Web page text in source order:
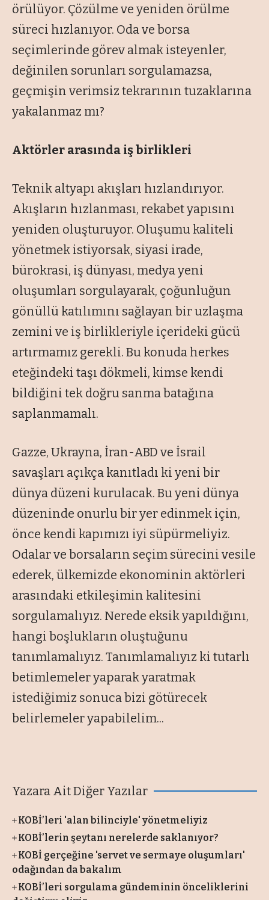
örülüyor. Çözülme ve yeniden örülme
süreci hızlanıyor. Oda ve borsa
seçimlerinde görev almak isteyenler,
değinilen sorunları sorgulamazsa,
geçmişin verimsiz tekrarının tuzaklarına
yakalanmaz mı?
Aktörler arasında iş birlikleri
Teknik altyapı akışları hızlandırıyor.
Akışların hızlanması, rekabet yapısını
yeniden oluşturuyor. Oluşumu kaliteli
yönetmek istiyorsak, siyasi irade,
bürokrasi, iş dünyası, medya yeni
oluşumları sorgulayarak, çoğunluğun
gönüllü katılımını sağlayan bir uzlaşma
zemini ve iş birlikleriyle içerideki gücü
artırmamız gerekli. Bu konuda herkes
eteğindeki taşı dökmeli, kimse kendi
bildiğini tek doğru sanma batağına
saplanmamalı.
Gazze, Ukrayna, İran-ABD ve İsrail
savaşları açıkça kanıtladı ki yeni bir
dünya düzeni kurulacak. Bu yeni dünya
düzeninde onurlu bir yer edinmek için,
önce kendi kapımızı iyi süpürmeliyiz.
Odalar ve borsaların seçim sürecini vesile
ederek, ülkemizde ekonominin aktörleri
arasındaki etkileşimin kalitesini
sorgulamalıyız. Nerede eksik yapıldığını,
hangi boşlukların oluştuğunu
tanımlamalıyız. Tanımlamalıyız ki tutarlı
betimlemeler yaparak yaratmak
istediğimiz sonuca bizi götürecek
belirlemeler yapabilelim...
Yazara Ait Diğer Yazılar
KOBİ’leri 'alan bilinciyle' yönetmeliyiz
KOBİ’lerin şeytanı nerelerde saklanıyor?
KOBİ gerçeğine 'servet ve sermaye oluşumları'
odağından da bakalım
KOBİ’leri sorgulama gündeminin önceliklerini